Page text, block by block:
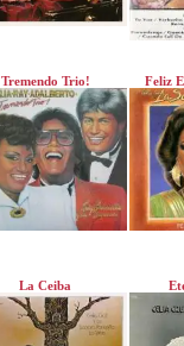
Tremendo Trio! Feliz
La Ceiba